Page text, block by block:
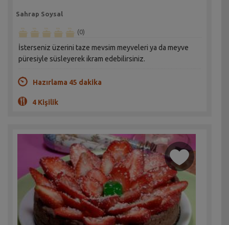
Sahrap Soysal
(0)
İsterseniz üzerini taze mevsim meyveleri ya da meyve
püresiyle süsleyerek ikram edebilirsiniz.
Hazırlama 45 dakika
4 Kişilik